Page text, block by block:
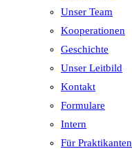
Unser Team
Kooperationen
Geschichte
Unser Leitbild
Kontakt
Formulare
Intern
Für Praktikanten